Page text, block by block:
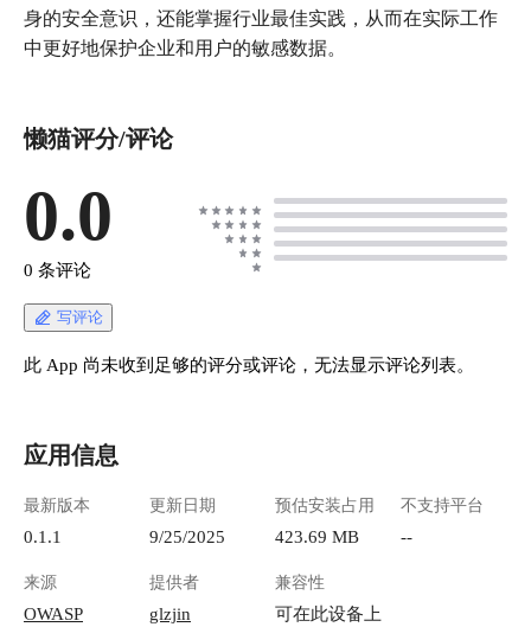
身的安全意识，还能掌握行业最佳实践，从而在实际工作
中更好地保护企业和用户的敏感数据。
懒猫评分/评论
0.0
0 条评论
写评论
此 App 尚未收到足够的评分或评论，无法显示评论列表。
应用信息
最新版本
0.1.1
更新日期
9/25/2025
预估安装占用
423.69 MB
不支持平台
--
来源
OWASP
提供者
glzjin
兼容性
可在此设备上